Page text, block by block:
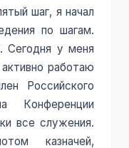
шаг, я начал
по шагам.
Сегодня у меня
работаю
Российского
Конференции
все служения.
казначей,